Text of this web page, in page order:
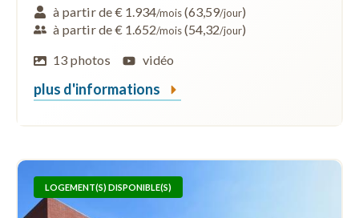
à partir de € 1.934/mois(63,59/jour)
à partir de € 1.652/mois(54,32/jour)
13 photos
vidéo
plus d'informations
LOGEMENT(S) DISPONIBLE(S)